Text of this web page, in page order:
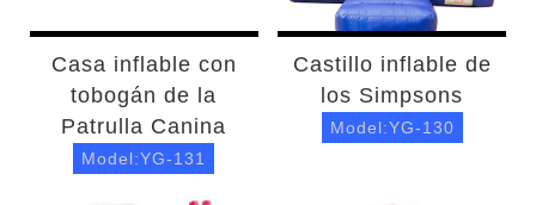
Casa inflable con
tobogán de la
Patrulla Canina
Model:YG-131
Castillo inflable de
los Simpsons
Model:YG-130